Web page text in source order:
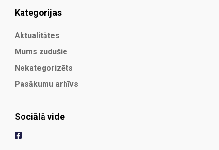
Kategorijas
Aktualitātes
Mums zudušie
Nekategorizēts
Pasākumu arhīvs
Sociālā vide